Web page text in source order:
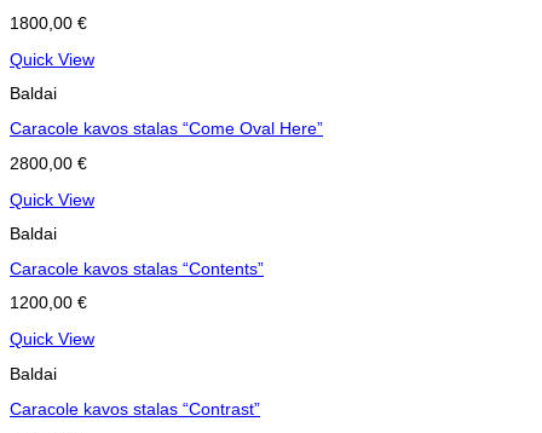
1800,00 €
Quick View
Baldai
Caracole kavos stalas “Come Oval Here”
2800,00 €
Quick View
Baldai
Caracole kavos stalas “Contents”
1200,00 €
Quick View
Baldai
Caracole kavos stalas “Contrast”